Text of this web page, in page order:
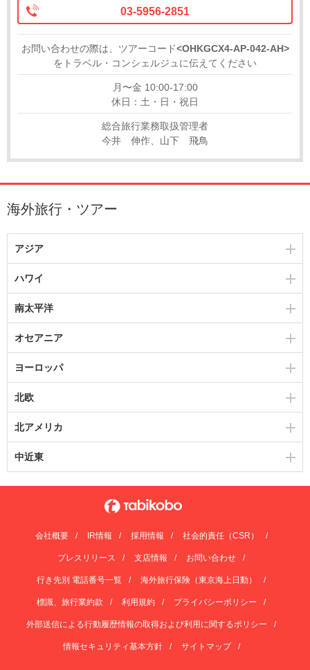
03-5956-2851
お問い合わせの際は、ツアーコード<OHKGCX4-AP-042-AH>
をトラベル・コンシェルジュに伝えてください
月〜金 10:00-17:00
休日：土・日・祝日
総合旅行業務取扱管理者
今井 伸作、山下 飛鳥
海外旅行・ツアー
アジア
ハワイ
南太平洋
オセアニア
ヨーロッパ
北欧
北アメリカ
中近東
会社概要 IR情報 採用情報 社会的責任（CSR）
プレスリリース 支店情報 お問い合わせ
行き先別 電話番号一覧 海外旅行保険（東京海上日動）
標識、旅行業約款 利用規約 プライバシーポリシー
外部送信による行動履歴情報の取得および利用に関するポリシー
情報セキュリティ基本方針 サイトマップ